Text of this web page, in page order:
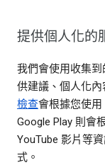
提供個人化的
我們會使用收集
供建議、個人化內
檢查會根據您使用
Google Play 則會
YouTube 影片等
式。